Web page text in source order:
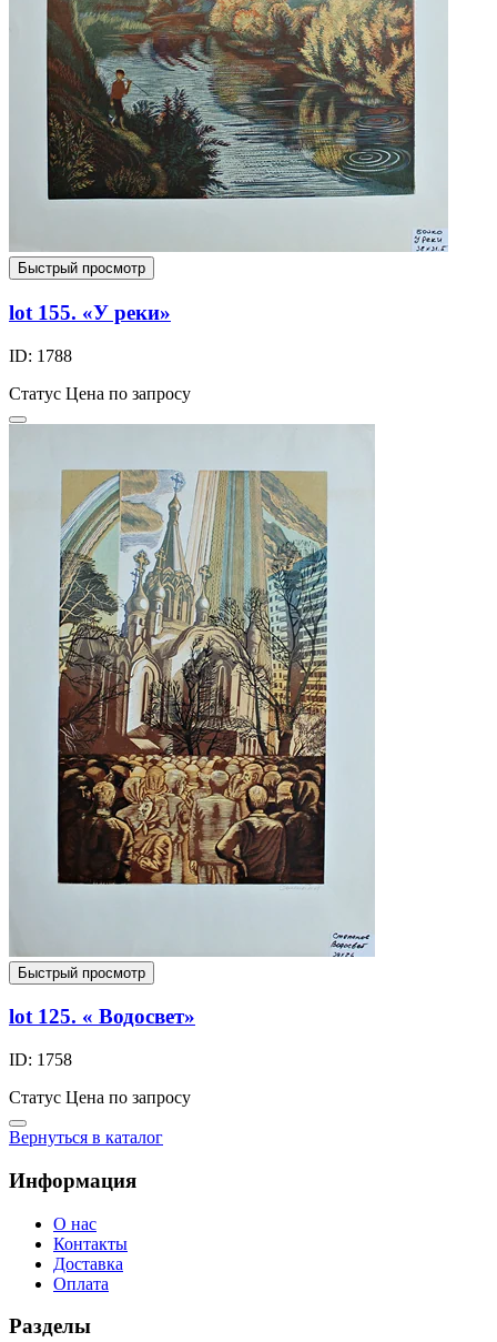
Быстрый просмотр
lot 155. «У реки»
ID: 1788
Статус Цена по запросу
Быстрый просмотр
lot 125. « Водосвет»
ID: 1758
Статус Цена по запросу
Вернуться в каталог
Информация
О нас
Контакты
Доставка
Оплата
Разделы